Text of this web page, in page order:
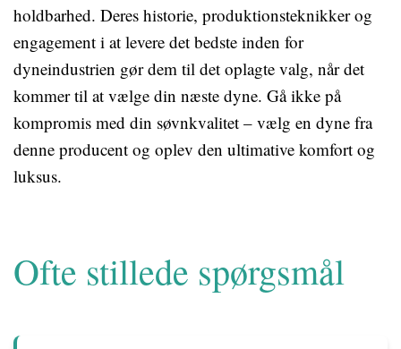
holdbarhed. Deres historie, produktionsteknikker og
engagement i at levere det bedste inden for
dyneindustrien gør dem til det oplagte valg, når det
kommer til at vælge din næste dyne. Gå ikke på
kompromis med din søvnkvalitet – vælg en dyne fra
denne producent og oplev den ultimative komfort og
luksus.
Ofte stillede spørgsmål